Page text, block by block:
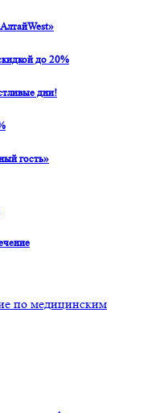
до 20%
дни!
гость»
по медицинским